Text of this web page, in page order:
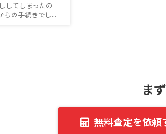
してしまったの
らの手続きでし...
ま
無料査定を依頼